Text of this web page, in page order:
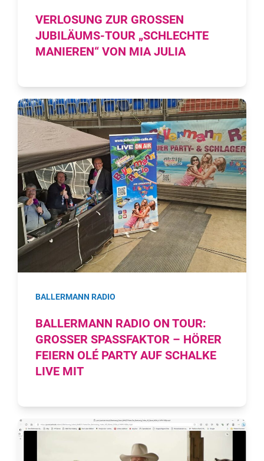
VERLOSUNG ZUR GROSSEN J
UBILÄUMS-TOUR „SCHLECHTE M
ANIEREN“ VON MIA JULIA
BALLERMANN RADIO
BALLERMANN RADIO ON TOUR:
GROSSER SPASSFAKTOR – HÖRER FE
IERN OLÉ PARTY AUF SCHALKE LI
VE MIT